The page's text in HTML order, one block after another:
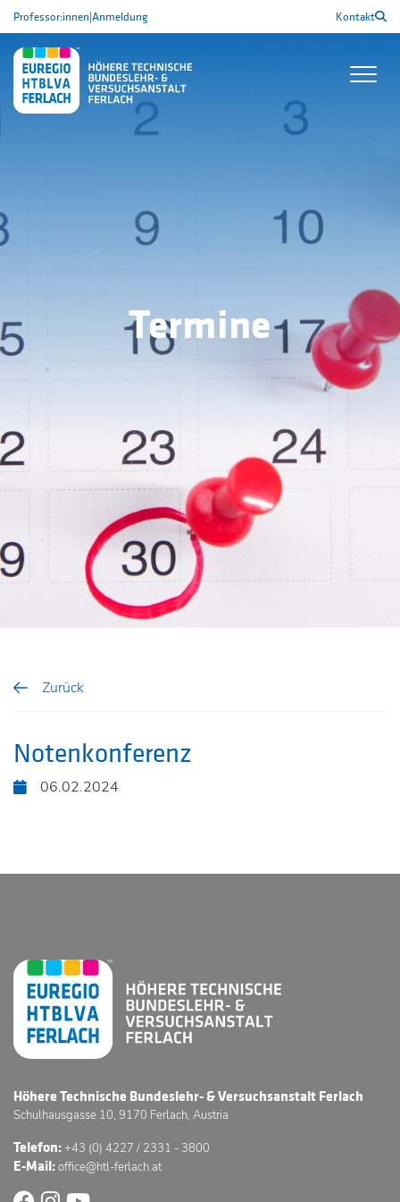
Professor:innen|Anmeldung Kontakt
Termine
Zurück
Notenkonferenz
06.02.2024
Höhere Technische Bundeslehr- & Versuchsanstalt Ferlach
Schulhausgasse 10, 9170 Ferlach, Austria
Telefon:+43 (0) 4227 / 2331 - 3800
E-Mail:office@htl-ferlach.at